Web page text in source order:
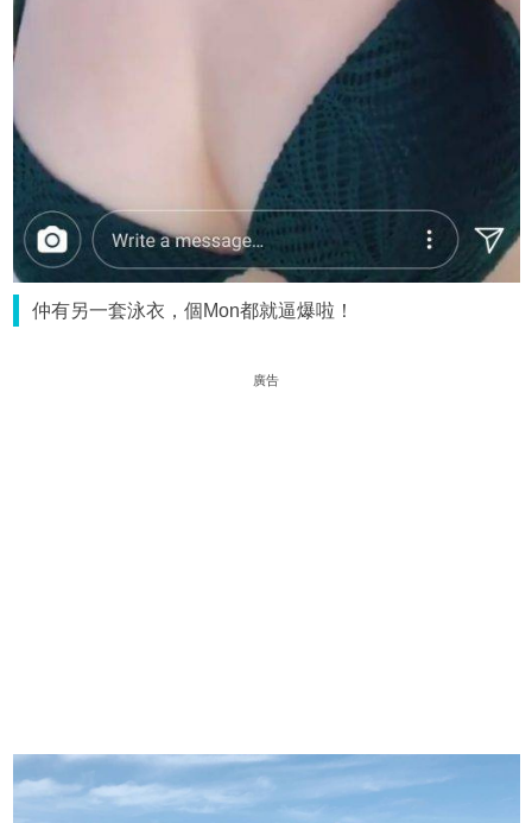
仲有另一套泳衣，個Mon都就逼爆啦！
廣告